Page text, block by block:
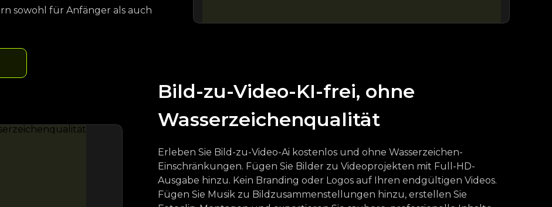
sowohl für Anfänger als auch
Bild-zu-Video-KI-frei, ohne
Wasserzeichenqualität
Erleben Sie Bild-zu-Video-Ai kostenlos und ohne Wasserzeichen-
Einschränkungen. Fügen Sie Bilder zu Videoprojekten mit Full-HD-
Ausgabe hinzu. Kein Branding oder Logos auf Ihren endgültigen Videos.
Fügen Sie Musik zu Bildzusammenstellungen hinzu, erstellen Sie